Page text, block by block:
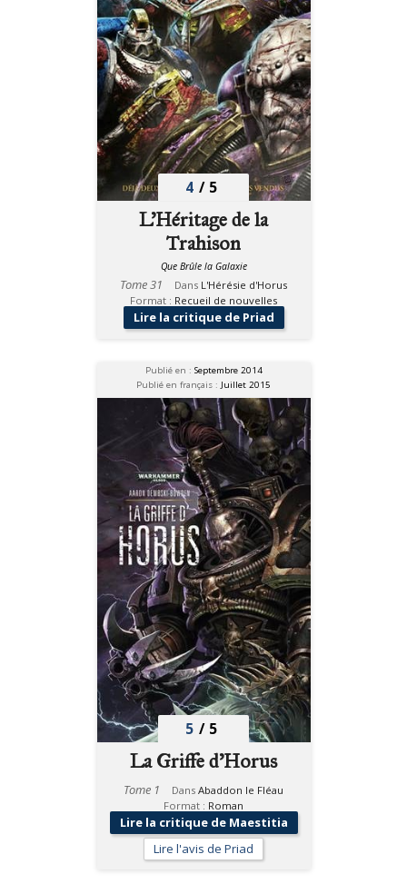
4 / 5
L'Héritage de la
Trahison
Que Brûle la Galaxie
Tome 31 Dans L'Hérésie d'Horus
Format : Recueil de nouvelles
Lire la critique de Priad
Publié en : Septembre 2014
Publié en français : Juillet 2015
5 / 5
La Griffe d'Horus
Tome 1 Dans Abaddon le Fléau
Format : Roman
Lire la critique de Maestitia
Lire l'avis de Priad